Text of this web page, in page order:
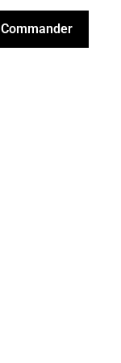
Commander